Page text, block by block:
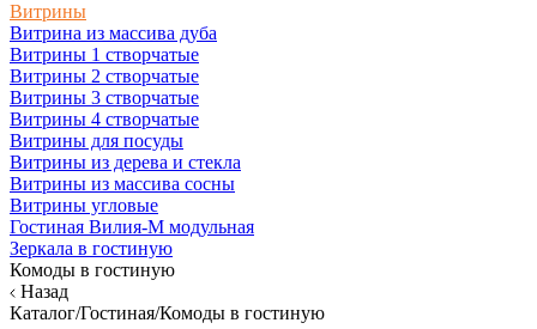
Витрины
Витрина из массива дуба
Витрины 1 створчатые
Витрины 2 створчатые
Витрины 3 створчатые
Витрины 4 створчатые
Витрины для посуды
Витрины из дерева и стекла
Витрины из массива сосны
Витрины угловые
Гостиная Вилия-М модульная
Зеркала в гостиную
Комоды в гостиную
Назад
Каталог/Гостиная/Комоды в гостиную